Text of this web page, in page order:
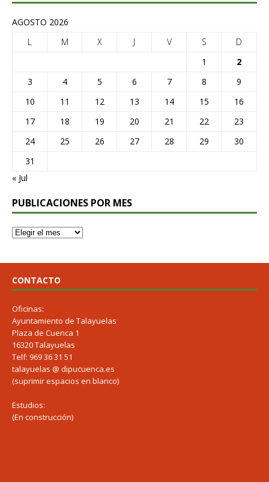
AGOSTO 2026
L
M X J V S
D
1
2
3
4 5 6 7 8
9
10
11 12 13 14 15
16
17
18 19 20 21 22
23
24
25 26 27 28 29
30
31
« Jul
PUBLICACIONES POR MES
CONTACTO
Oficinas:
Ayuntamiento de Talayuelas
Plaza de Cuenca 1
16320 Talayuelas
Telf: 969 36 31 51
talayuelas @ dipucuenca.es
(suprimir espacios en blanco)
Estudios:
(En construcción)